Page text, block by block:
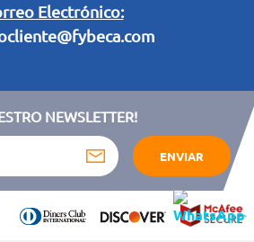
Electrónico:
NEWSLETTER!
ENVIAR